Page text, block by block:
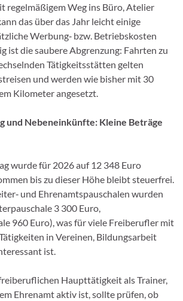
regelmäßigem Weg ins Büro, Atelier
das über das Jahr leicht einige
Werbung‑ bzw. Betriebskosten
ist die saubere Abgrenzung: Fahrten zu
Tätigkeitsstätten gelten
und werden wie bisher mit 30
Kilometer angesetzt.
und Nebeneinkünfte: Kleine Beträge
wurde für 2026 auf 12 348 Euro
bis zu dieser Höhe bleibt steuerfrei.
und Ehrenamtspauschalen wurden
3 300 Euro,
960 Euro), was für viele Freiberufler mit
in Vereinen, Bildungsarbeit
ist.
Haupttätigkeit als Trainer,
Ehrenamt aktiv ist, sollte prüfen, ob